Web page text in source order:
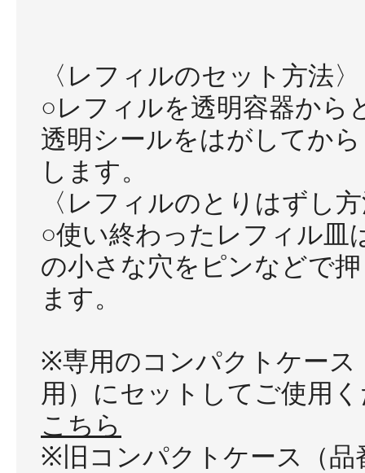
〈レフィルのセット方法〉
○レフィルを透明容器から
透明シールをはがしてか
します。
〈レフィルのとりはずし
○使い終わったレフィル皿
の小さな穴をピンなどで
ます。
※専用のコンパクトケース
用）にセットしてご使用
こちら
※旧コンパクトケース（品